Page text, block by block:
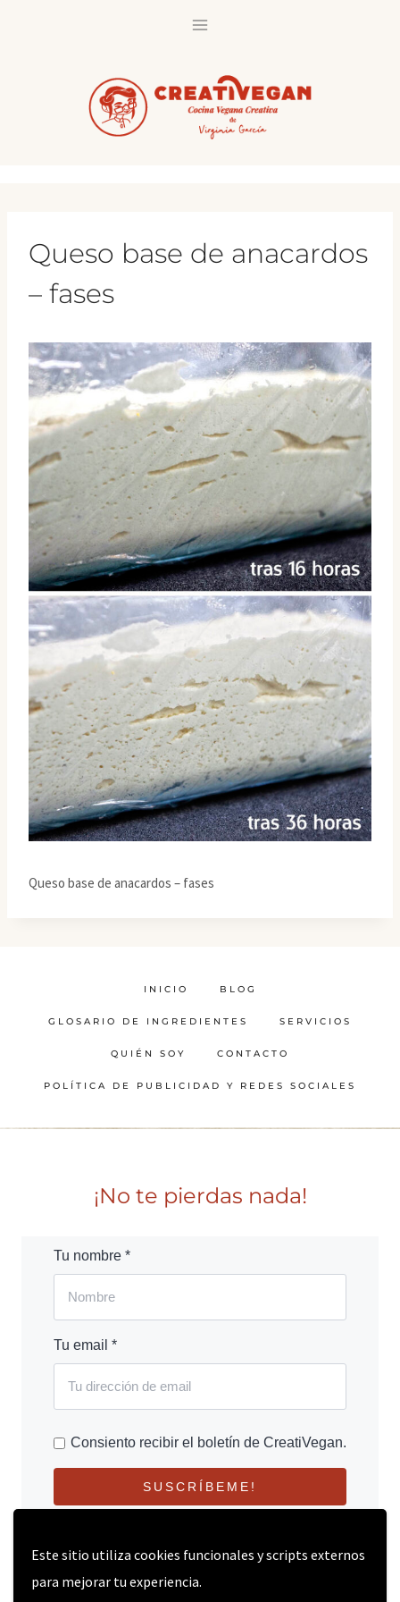
Este sitio utiliza cookies funcionales y scripts externos
para mejorar tu experiencia.
Queso base de anacardos
– fases
Queso base de anacardos – fases
INICIO BLOG
GLOSARIO DE INGREDIENTES SERVICIOS
QUIÉN SOY CONTACTO
POLÍTICA DE PUBLICIDAD Y REDES SOCIALES
¡No te pierdas nada!
Tu nombre *
Tu email *
Consiento recibir el boletín de CreatiVegan.
SUSCRÍBEME!